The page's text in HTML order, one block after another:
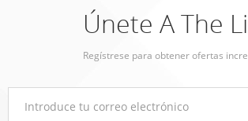
Únete A The
Regístrese para obtener ofertas